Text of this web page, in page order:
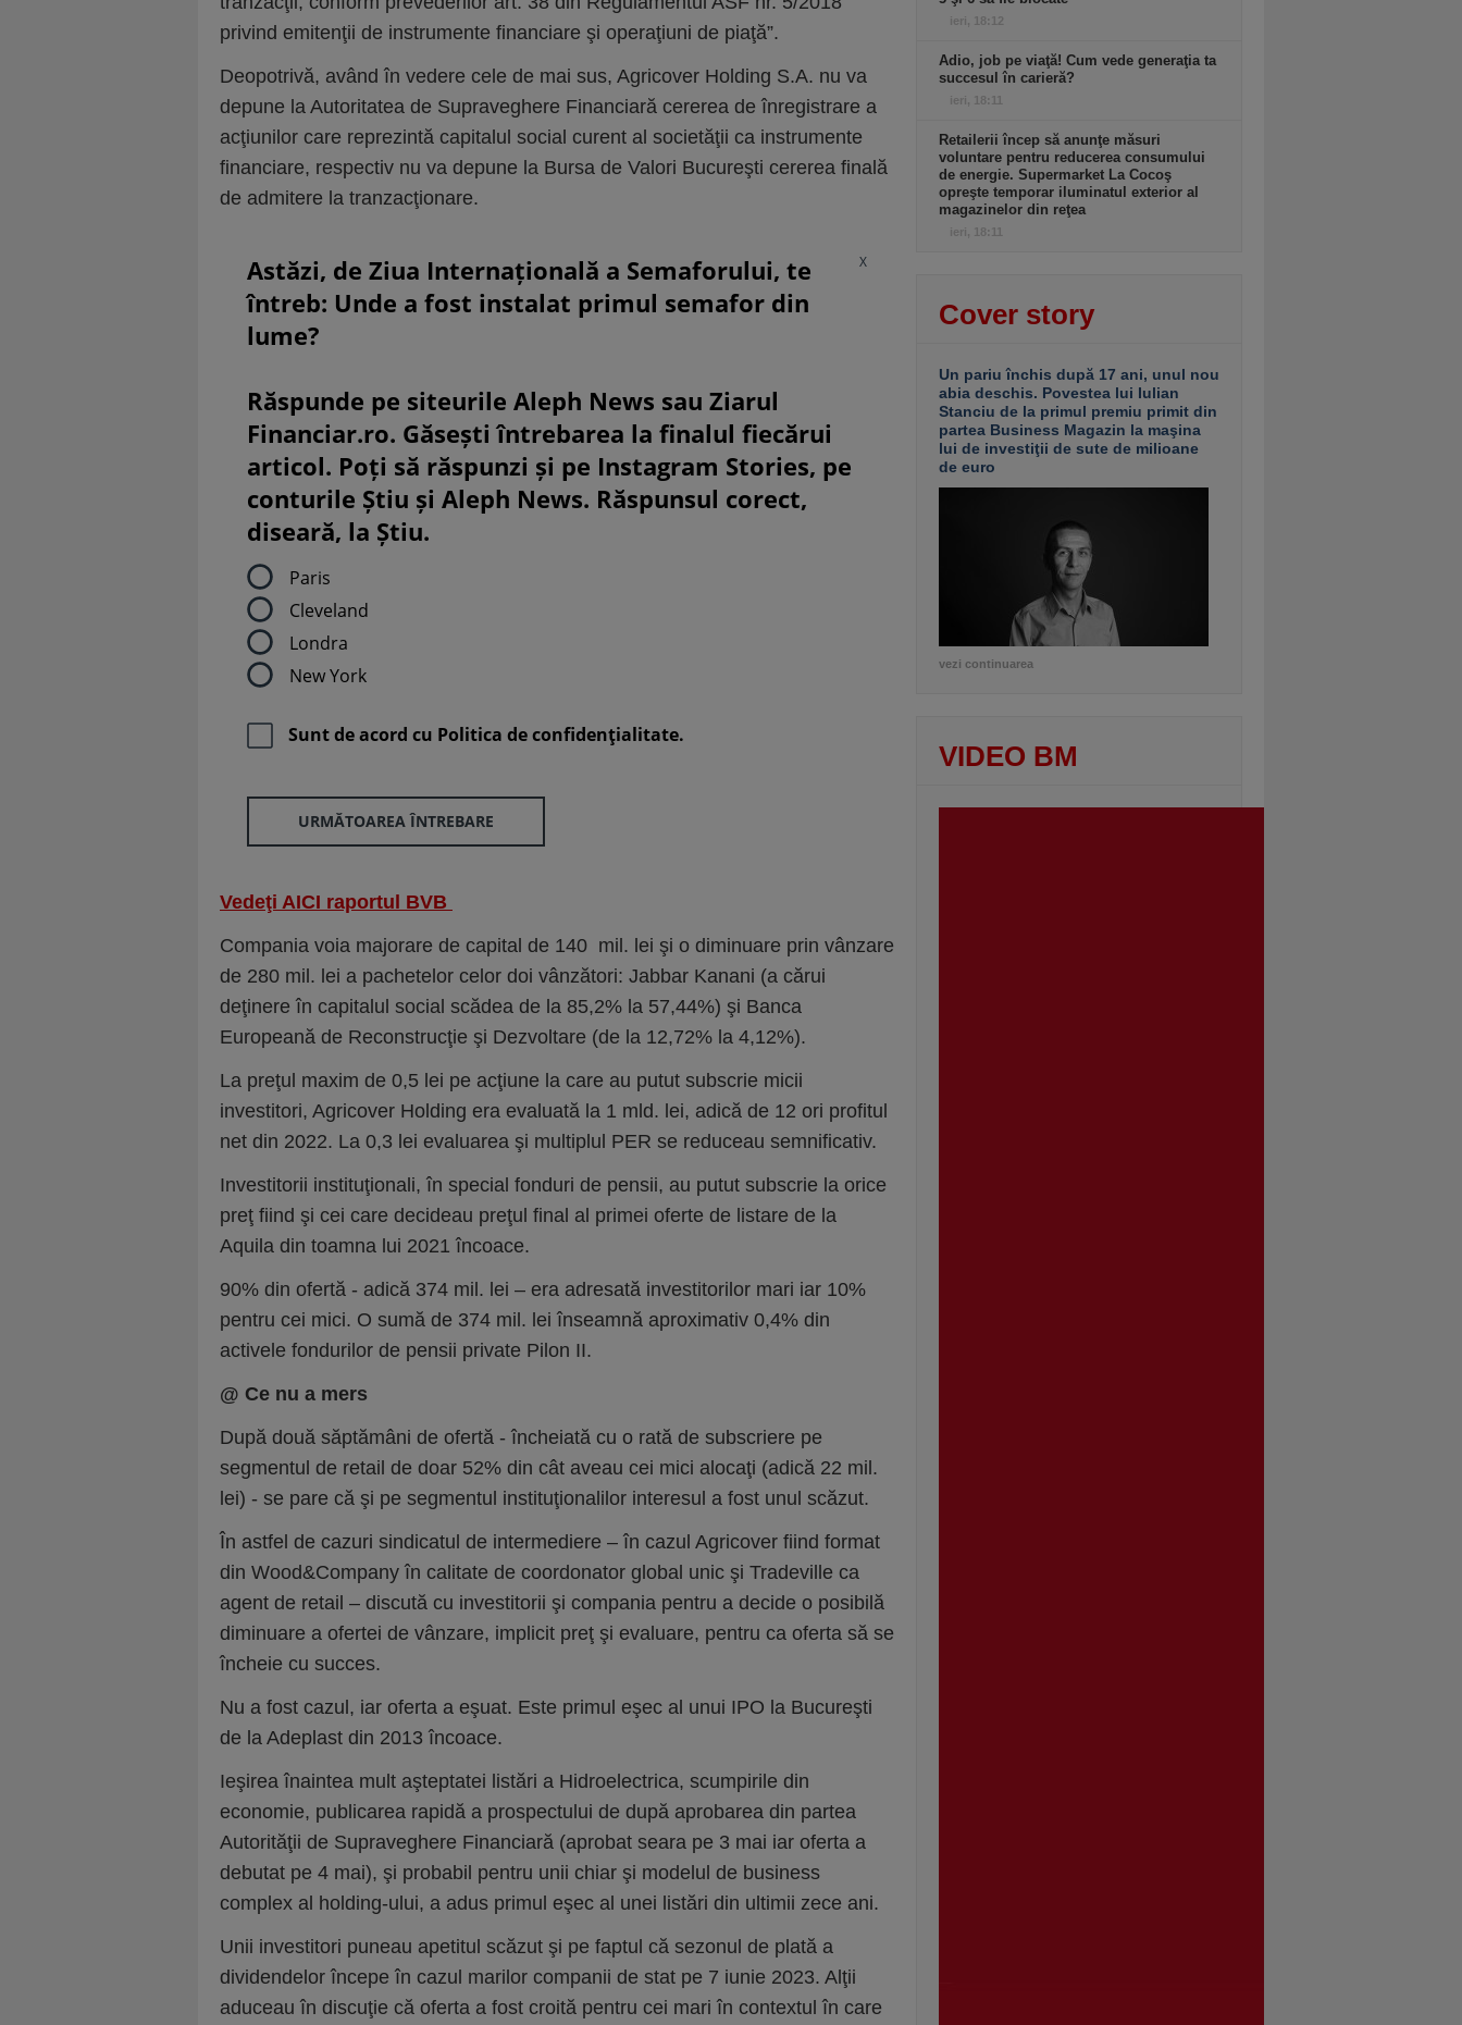
privind emitenţii de instrumente financiare şi operaţiuni de piaţă”.
Deopotrivă, având în vedere cele de mai sus, Agricover Holding S.A. nu va
depune la Autoritatea de Supraveghere Financiară cererea de înregistrare a
acţiunilor care reprezintă capitalul social curent al societăţii ca instrumente
financiare, respectiv nu va depune la Bursa de Valori Bucureşti cererea finală
de admitere la tranzacţionare.
X
Astăzi, de Ziua Internațională a Semaforului, te
întreb: Unde a fost instalat primul semafor din
lume?
Răspunde pe siteurile Aleph News sau Ziarul
Financiar.ro. Găsești întrebarea la finalul fiecărui
articol. Poți să răspunzi și pe Instagram Stories, pe
conturile Știu și Aleph News. Răspunsul corect,
diseară, la Știu.
Paris
Cleveland
Londra
New York
Sunt de acord cu Politica de confidenţialitate.
URMĂTOAREA ÎNTREBARE
Vedeţi AICI raportul BVB
Compania voia majorare de capital de 140 mil. lei şi o diminuare prin vânzare
de 280 mil. lei a pachetelor celor doi vânzători: Jabbar Kanani (a cărui
deţinere în capitalul social scădea de la 85,2% la 57,44%) şi Banca
Europeană de Reconstrucţie şi Dezvoltare (de la 12,72% la 4,12%).
La preţul maxim de 0,5 lei pe acţiune la care au putut subscrie micii
investitori, Agricover Holding era evaluată la 1 mld. lei, adică de 12 ori profitul
net din 2022. La 0,3 lei evaluarea şi multiplul PER se reduceau semnificativ.
Investitorii instituţionali, în special fonduri de pensii, au putut subscrie la orice
preţ fiind şi cei care decideau preţul final al primei oferte de listare de la
Aquila din toamna lui 2021 încoace.
90% din ofertă - adică 374 mil. lei – era adresată investitorilor mari iar 10%
pentru cei mici. O sumă de 374 mil. lei înseamnă aproximativ 0,4% din
activele fondurilor de pensii private Pilon II.
@ Ce nu a mers
După două săptămâni de ofertă - încheiată cu o rată de subscriere pe
segmentul de retail de doar 52% din cât aveau cei mici alocaţi (adică 22 mil.
lei) - se pare că şi pe segmentul instituţionalilor interesul a fost unul scăzut.
În astfel de cazuri sindicatul de intermediere – în cazul Agricover fiind format
din Wood&Company în calitate de coordonator global unic şi Tradeville ca
agent de retail – discută cu investitorii şi compania pentru a decide o posibilă
diminuare a ofertei de vânzare, implicit preţ şi evaluare, pentru ca oferta să se
încheie cu succes.
Nu a fost cazul, iar oferta a eşuat. Este primul eşec al unui IPO la Bucureşti
de la Adeplast din 2013 încoace.
Ieşirea înaintea mult aşteptatei listări a Hidroelectrica, scumpirile din
economie, publicarea rapidă a prospectului de după aprobarea din partea
Autorităţii de Supraveghere Financiară (aprobat seara pe 3 mai iar oferta a
debutat pe 4 mai), şi probabil pentru unii chiar şi modelul de business
complex al holding-ului, a adus primul eşec al unei listări din ultimii zece ani.
Unii investitori puneau apetitul scăzut şi pe faptul că sezonul de plată a
dividendelor începe în cazul marilor companii de stat pe 7 iunie 2023. Alţii
aduceau în discuţie că oferta a fost croită pentru cei mari în contextul în care
ieri, 18:12
Adio, job pe viaţă! Cum vede generaţia ta
succesul în carieră?
ieri, 18:11
Retailerii încep să anunţe măsuri
voluntare pentru reducerea consumului
de energie. Supermarket La Cocoş
opreşte temporar iluminatul exterior al
magazinelor din reţea
ieri, 18:11
Cover story
Un pariu închis după 17 ani, unul nou
abia deschis. Povestea lui Iulian
Stanciu de la primul premiu primit din
partea Business Magazin la maşina
lui de investiţii de sute de milioane
de euro
vezi continuarea
VIDEO BM